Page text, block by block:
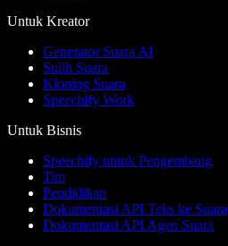
Untuk Kreator
Generator Suara AI
Sulih Suara
Kloning Suara
Speechify Work
Untuk Bisnis
Speechify untuk Pengembang
Tim
Pendidikan
Dokumentasi API Teks ke Suara
Dokumentasi API Agen Suara